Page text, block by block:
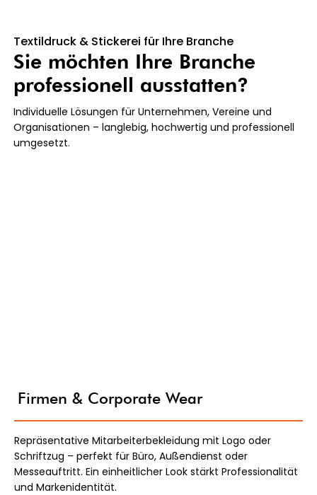
Textildruck & Stickerei für Ihre Branche
Sie möchten Ihre Branche
professionell ausstatten?
Individuelle Lösungen für Unternehmen, Vereine und
Organisationen – langlebig, hochwertig und professionell
umgesetzt.
Firmen & Corporate Wear
Repräsentative Mitarbeiterbekleidung mit Logo oder
Schriftzug – perfekt für Büro, Außendienst oder
Messeauftritt. Ein einheitlicher Look stärkt Professionalität
und Markenidentität.